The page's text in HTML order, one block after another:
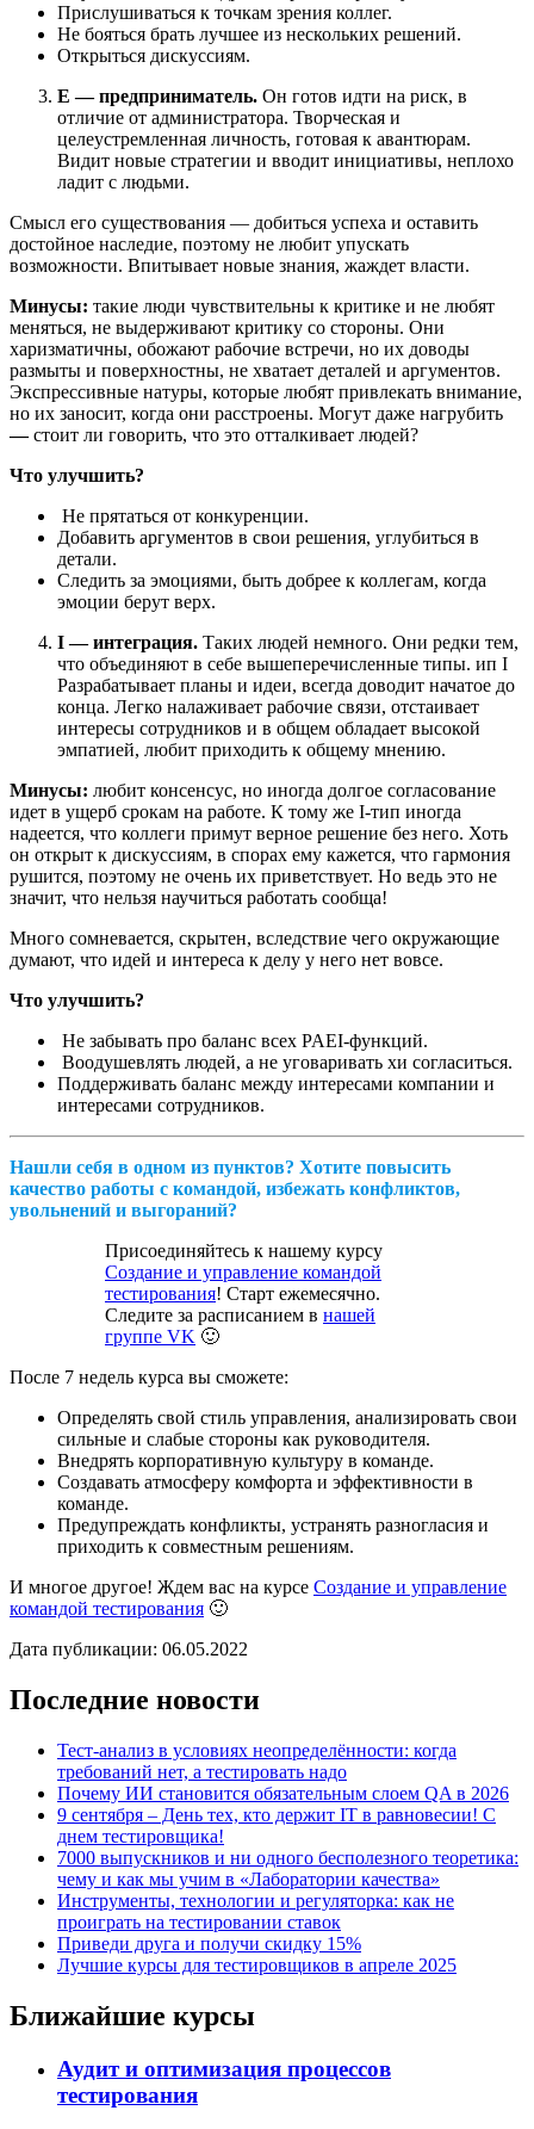
Прислушиваться к точкам зрения коллег.
Не бояться брать лучшее из нескольких решений.
Открыться дискуссиям.
E — предприниматель. Он готов идти на риск, в
отличие от администратора. Творческая и
целеустремленная личность, готовая к авантюрам.
Видит новые стратегии и вводит инициативы, неплохо
ладит с людьми.
Смысл его существования — добиться успеха и оставить
достойное наследие, поэтому не любит упускать
возможности. Впитывает новые знания, жаждет власти.
Минусы: такие люди чувствительны к критике и не любят
меняться, не выдерживают критику со стороны. Они
харизматичны, обожают рабочие встречи, но их доводы
размыты и поверхностны, не хватает деталей и аргументов.
Экспрессивные натуры, которые любят привлекать внимание,
но их заносит, когда они расстроены. Могут даже нагрубить
—стоит ли говорить, что это отталкивает людей?
Что улучшить?
Не прятаться от конкуренции.
Добавить аргументов в свои решения, углубиться в
детали.
Следить за эмоциями, быть добрее к коллегам, когда
эмоции берут верх.
I — интеграция. Таких людей немного. Они редки тем,
что объединяют в себе вышеперечисленные типы. ип I
Разрабатывает планы и идеи, всегда доводит начатое до
конца. Легко налаживает рабочие связи, отстаивает
интересы сотрудников и в общем обладает высокой
эмпатией, любит приходить к общему мнению.
Минусы: любит консенсус, но иногда долгое согласование
идет в ущерб срокам на работе. К тому же I-тип иногда
надеется, что коллеги примут верное решение без него. Хоть
он открыт к дискуссиям, в спорах ему кажется, что гармония
рушится, поэтому не очень их приветствует. Но ведь это не
значит, что нельзя научиться работать сообща!
Много сомневается, скрытен, вследствие чего окружающие
думают, что идей и интереса к делу у него нет вовсе.
Что улучшить?
Не забывать про баланс всех PAEI-функций.
Воодушевлять людей, а не уговаривать хи согласиться.
Поддерживать баланс между интересами компании и
интересами сотрудников.
Нашли себя в одном из пунктов? Хотите повысить
качество работы с командой, избежать конфликтов,
увольнений и выгораний?
Присоединяйтесь к нашему курсу
Создание и управление командой
тестирования! Старт ежемесячно.
Следите за расписанием в нашей
группе VK 🙂
После 7 недель курса вы сможете:
Определять свой стиль управления, анализировать свои
сильные и слабые стороны как руководителя.
Внедрять корпоративную культуру в команде.
Создавать атмосферу комфорта и эффективности в
команде.
Предупреждать конфликты, устранять разногласия и
приходить к совместным решениям.
И многое другое! Ждем вас на курсе Создание и управление
командой тестирования 🙂
Дата публикации: 06.05.2022
Последние новости
Тест-анализ в условиях неопределённости: когда
требований нет, а тестировать надо
Почему ИИ становится обязательным слоем QA в 2026
9 сентября – День тех, кто держит IT в равновесии! С
днем тестировщика!
7000 выпускников и ни одного бесполезного теоретика:
чему и как мы учим в «Лаборатории качества»
Инструменты, технологии и регуляторка: как не
проиграть на тестировании ставок
Приведи друга и получи скидку 15%
Лучшие курсы для тестировщиков в апреле 2025
Ближайшие курсы
Аудит и оптимизация процессов
тестирования